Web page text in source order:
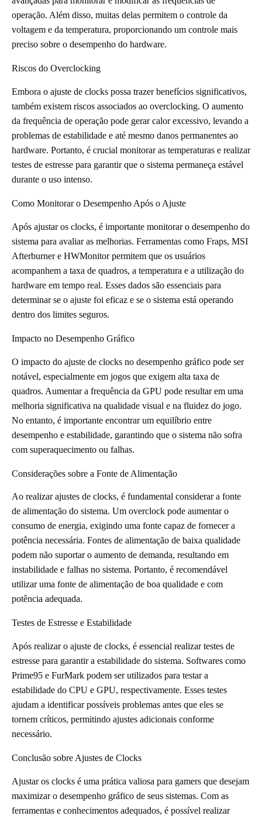
operação. Além disso, muitas delas permitem o controle da
voltagem e da temperatura, proporcionando um controle mais
preciso sobre o desempenho do hardware.
Riscos do Overclocking
Embora o ajuste de clocks possa trazer benefícios significativos,
também existem riscos associados ao overclocking. O aumento
da frequência de operação pode gerar calor excessivo, levando a
problemas de estabilidade e até mesmo danos permanentes ao
hardware. Portanto, é crucial monitorar as temperaturas e realizar
testes de estresse para garantir que o sistema permaneça estável
durante o uso intenso.
Como Monitorar o Desempenho Após o Ajuste
Após ajustar os clocks, é importante monitorar o desempenho do
sistema para avaliar as melhorias. Ferramentas como Fraps, MSI
Afterburner e HWMonitor permitem que os usuários
acompanhem a taxa de quadros, a temperatura e a utilização do
hardware em tempo real. Esses dados são essenciais para
determinar se o ajuste foi eficaz e se o sistema está operando
dentro dos limites seguros.
Impacto no Desempenho Gráfico
O impacto do ajuste de clocks no desempenho gráfico pode ser
notável, especialmente em jogos que exigem alta taxa de
quadros. Aumentar a frequência da GPU pode resultar em uma
melhoria significativa na qualidade visual e na fluidez do jogo.
No entanto, é importante encontrar um equilíbrio entre
desempenho e estabilidade, garantindo que o sistema não sofra
com superaquecimento ou falhas.
Considerações sobre a Fonte de Alimentação
Ao realizar ajustes de clocks, é fundamental considerar a fonte
de alimentação do sistema. Um overclock pode aumentar o
consumo de energia, exigindo uma fonte capaz de fornecer a
potência necessária. Fontes de alimentação de baixa qualidade
podem não suportar o aumento de demanda, resultando em
instabilidade e falhas no sistema. Portanto, é recomendável
utilizar uma fonte de alimentação de boa qualidade e com
potência adequada.
Testes de Estresse e Estabilidade
Após realizar o ajuste de clocks, é essencial realizar testes de
estresse para garantir a estabilidade do sistema. Softwares como
Prime95 e FurMark podem ser utilizados para testar a
estabilidade do CPU e GPU, respectivamente. Esses testes
ajudam a identificar possíveis problemas antes que eles se
tornem críticos, permitindo ajustes adicionais conforme
necessário.
Conclusão sobre Ajustes de Clocks
Ajustar os clocks é uma prática valiosa para gamers que desejam
maximizar o desempenho gráfico de seus sistemas. Com as
ferramentas e conhecimentos adequados, é possível realizar